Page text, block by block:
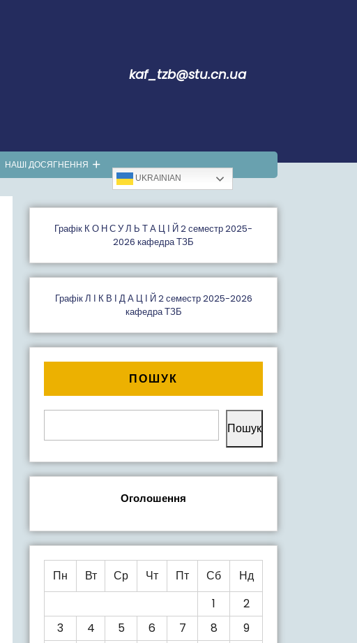
kaf_tzb@stu.cn.ua
НАШІ ДОСЯГНЕННЯ
UKRAINIAN
Графiк К О Н С У Л Ь Т А Ц І Й 2 семестр 2025-
2026 кафедра ТЗБ
Графік Л І К В І Д А Ц І Й 2 семестр 2025-2026
кафедра ТЗБ
ПОШУК
Пошук
Оголошення
Пн Вт Ср Чт Пт Сб
Нд
1
2
3
4 5 6 7 8
9